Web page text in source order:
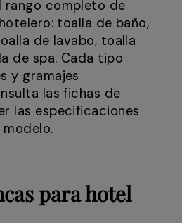
rango completo de
toalla de baño,
de lavabo, toalla
de spa. Cada tipo
y gramajes
las fichas de
las especificaciones
para hotel